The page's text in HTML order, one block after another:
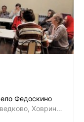
Федоскино
Метро: Алтуфьево, Бибирево, Медведково, Ховрино, Отрадное